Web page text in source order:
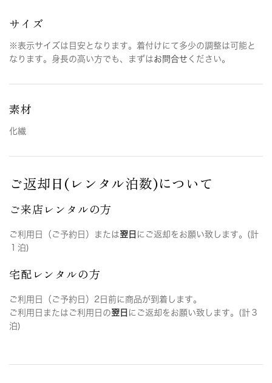
サイズ
※表示サイズは目安となります。着付けにて多少の調整は可能と
なります。身長の高い方でも、まずはお問合せ ください。
素材
化繊
ご返却日(レンタル泊数)について
ご来店レンタルの方
ご利用日（ご予約日）または翌日 にご返却をお願い致します。(計
１泊)
宅配レンタルの方
ご利用日（ご予約日）2日前に商品が到着します。
ご利用日またはご利用日の翌日 にご返却をお願い致します。(計３
泊)